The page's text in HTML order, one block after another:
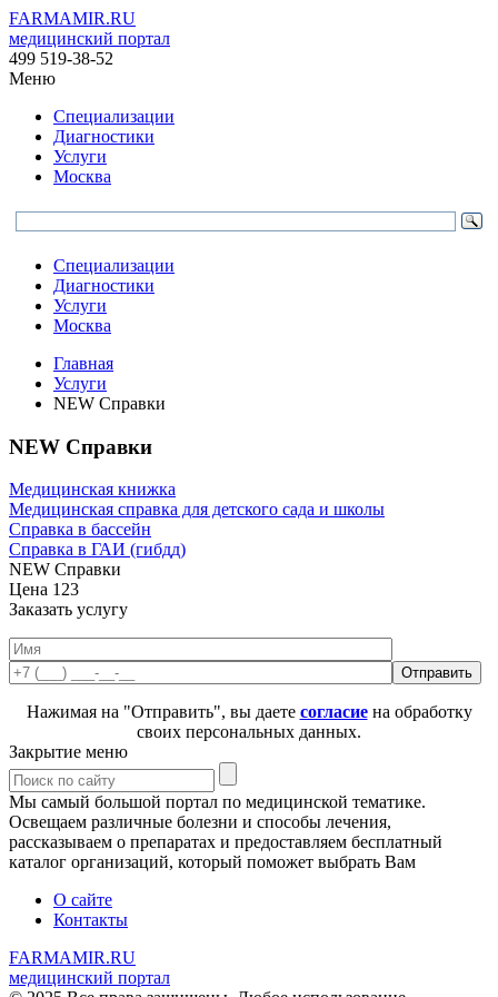
FARMAMIR.RU
медицинский портал
499 519-38-52
Меню
Специализации
Диагностики
Услуги
Москва
Специализации
Диагностики
Услуги
Москва
Главная
Услуги
NEW Справки
NEW Справки
Медицинская книжка
Медицинская справка для детского сада и школы
Справка в бассейн
Справка в ГАИ (гибдд)
NEW Справки
Цена 123
Заказать услугу
Нажимая на "Отправить", вы даете согласиена обработку
своих персональных данных.
Закрытие меню
Мы самый большой портал по медицинской тематике.
Освещаем различные болезни и способы лечения,
рассказываем о препаратах и предоставляем бесплатный
каталог организаций, который поможет выбрать Вам
О сайте
Контакты
FARMAMIR.RU
медицинский портал